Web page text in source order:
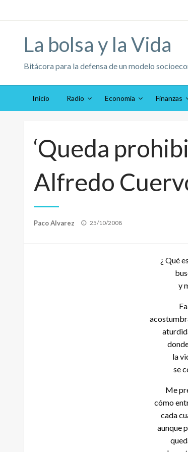
al
La bolsa y la Vida
Bitácora para la defensa de un modelo
Inicio Radio Economía Finanzas
‘Queda
Alfredo
Paco Alvarez
Publicado
25/10/2008
¿ Qué
y
la
se
Me
cómo
cada
aunque